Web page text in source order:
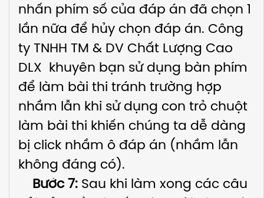
nhấn phím số của đáp án đã chọn 1
lần nữa để hủy chọn đáp án. Công
ty TNHH TM & DV Chất Lượng Cao
DLX khuyên bạn sử dụng bàn phím
để làm bài thi tránh trường hợp
nhầm lẫn khi sử dụng con trỏ chuột
làm bài thi khiến chúng ta dễ dàng
bị click nhầm ô đáp án (nhầm lẫn
không đáng có).
Bước 7: Sau khi làm xong các câu